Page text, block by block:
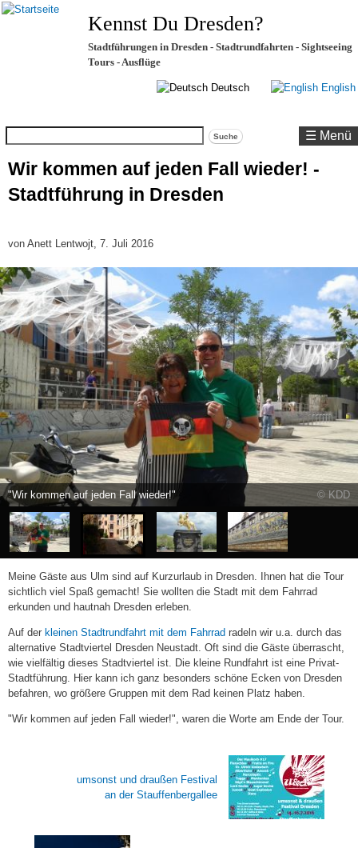
Kennst Du Dresden?
Stadtführungen in Dresden - Stadtrundfahrten - Sightseeing
Tours - Ausflüge
Deutsch English
☰ Menü
Wir kommen auf jeden Fall wieder! -
Stadtführung in Dresden
von Anett Lentwojt, 7. Juli 2016
Hof der Fabelwesen am Morgen © KDD
Meine Gäste aus Ulm sind auf Kurzurlaub in Dresden. Ihnen hat die Tour
sichtlich viel Spaß gemacht! Sie wollten die Stadt mit dem Fahrrad
erkunden und hautnah Dresden erleben.
Auf der kleinen Stadtrundfahrt mit dem Fahrrad radeln wir u.a. durch das
alternative Stadtviertel Dresden Neustadt. Oft sind die Gäste überrascht,
wie vielfältig dieses Stadtviertel ist. Die kleine Rundfahrt ist eine Privat-
Stadtführung. Hier kann ich ganz besonders schöne Ecken von Dresden
befahren, wo größere Gruppen mit dem Rad keinen Platz haben.
"Wir kommen auf jeden Fall wieder!", waren die Worte am Ende der Tour.
umsonst und draußen Festival
an der Stauffenbergallee